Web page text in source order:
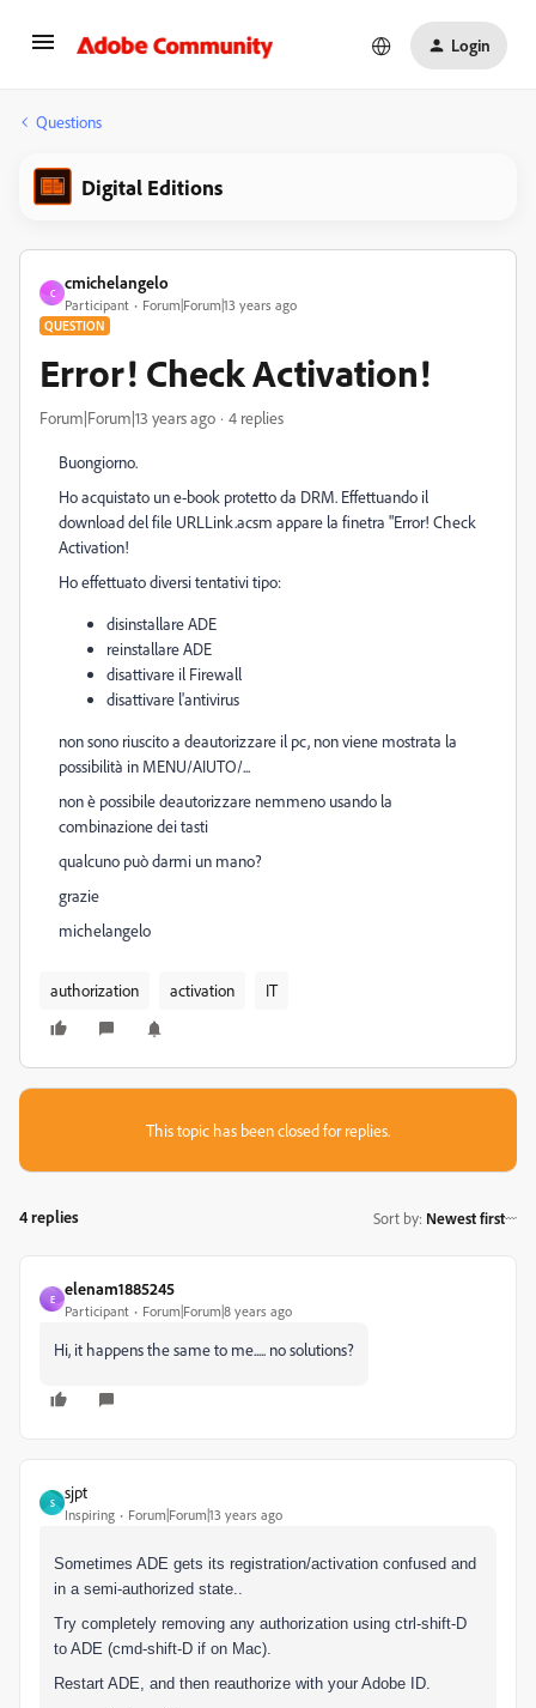
Login
Questions
Digital Editions
C
cmichelangelo
Participant Forum|Forum|13 years ago
QUESTION
Error! Check Activation!
Forum|Forum|13 years ago 4 replies
Buongiorno.
Ho acquistato un e-book protetto da DRM. Effettuando il
download del file URLLink.acsm appare la finetra "Error! Check
Activation!
Ho effettuato diversi tentativi tipo:
disinstallare ADE
reinstallare ADE
disattivare il Firewall
disattivare l'antivirus
non sono riuscito a deautorizzare il pc, non viene mostrata la
possibilità in MENU/AIUTO/...
non è possibile deautorizzare nemmeno usando la
combinazione dei tasti
qualcuno può darmi un mano?
grazie
michelangelo
authorization activation IT
This topic has been closed for replies.
4 replies Sort by: Newest first
E
elenam1885245
Participant Forum|Forum|8 years ago
Hi, it happens the same to me..... no solutions?
S
sjpt
Inspiring Forum|Forum|13 years ago
Sometimes ADE gets its registration/activation confused and
in a semi-authorized state..
Try completely removing any authorization using ctrl-shift-D
to ADE (cmd-shift-D if on Mac).
Restart ADE, and then reauthorize with your Adobe ID.